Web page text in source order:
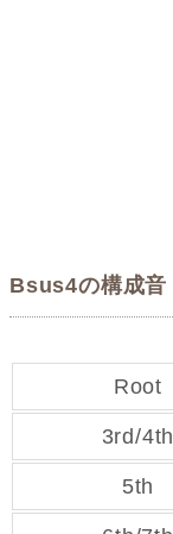
Bsus4の構成音
Root
3rd/4th
5th